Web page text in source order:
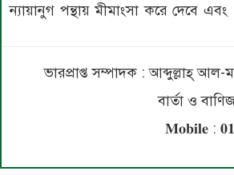
ন্যায়ানুগ পন্থায় মীমাংসা করে দেবে এবং
ভারপ্রাপ্ত সম্পাদক : আব্দুল্লাহ্
বার্তা ও
𝐌𝐨𝐛𝐢𝐥𝐞 :